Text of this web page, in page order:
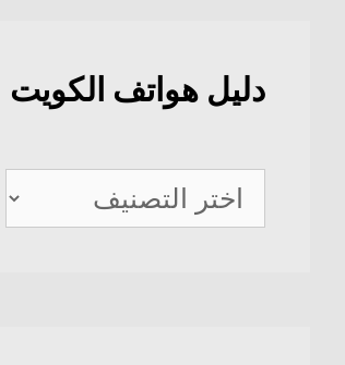
دليل هواتف الكويت
دليل
هواتف